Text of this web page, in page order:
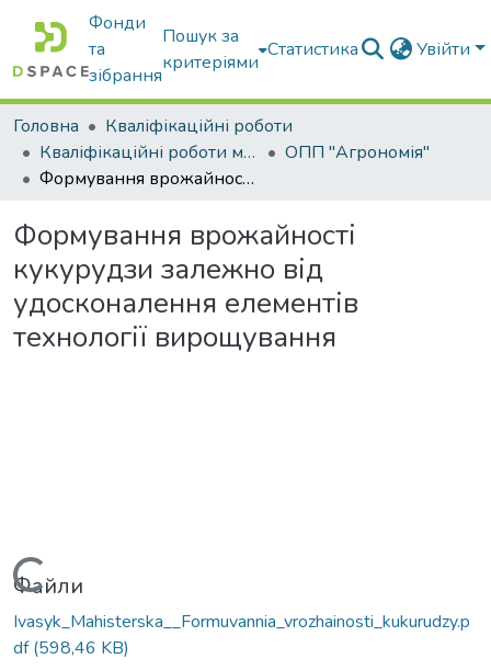
Фонди
та
зібрання
Пошук за
критеріями
Статистика Увійти
Головна
Кваліфікаційні роботи
Кваліфікаційні роботи магістрів
ОПП "Агрономія"
Формування врожайності кукурудзи залежно від удосконалення елементів технології вирощування
Формування врожайності
кукурудзи залежно від
удосконалення елементів
технології вирощування
Вантажиться...
Файли
Ivasyk_Mahisterska__Formuvannia_vrozhainosti_kukurudzy.p
df(598,46 KB)